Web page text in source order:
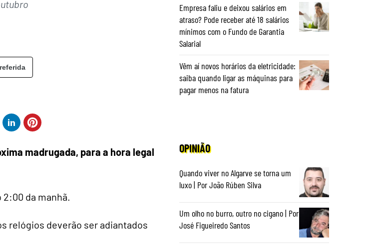
madrugada, para a hora legal
da manhã.
relógios deverão ser adiantados
Empresa faliu e deixou salários em
atraso? Pode receber até 18 salários
mínimos com o Fundo de Garantia
Salarial
Vêm aí novos horários da eletricidade:
saiba quando ligar as máquinas para
pagar menos na fatura
OPINIÃO
Quando viver no Algarve se torna um
luxo | Por João Rúben Silva
Um olho no burro, outro no cigano | Por
José Figueiredo Santos